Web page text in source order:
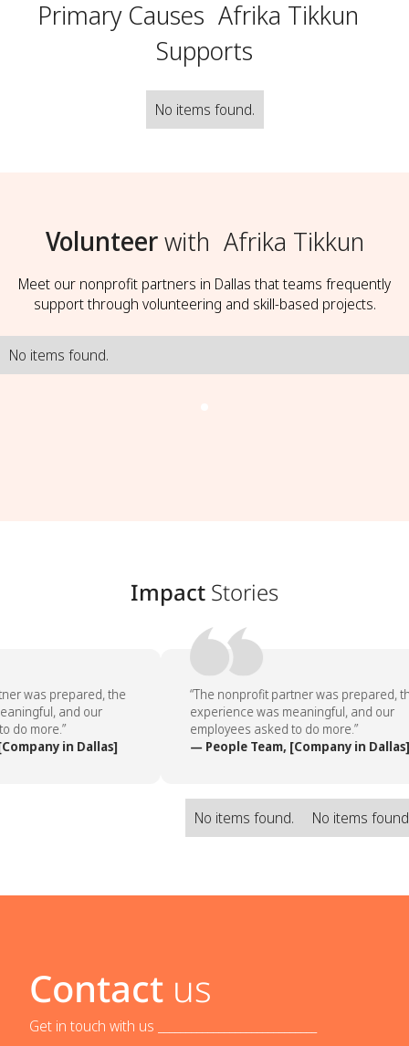
Primary Causes Afrika Tikkun
Supports
No items found.
Volunteerwith Afrika Tikkun
Meet our nonprofit partners in Dallas that teams frequently
support through volunteering and skill-based projects.
No items found.
Impact Stories
was prepared, the
and our
more.”
in Dallas]
“The nonprofit partner was prepared,
experience was meaningful, and our
employees asked to do more.”
— People Team, [Company in Dallas]
No items found. No items
Contact us
Get in touch with us _____________________________